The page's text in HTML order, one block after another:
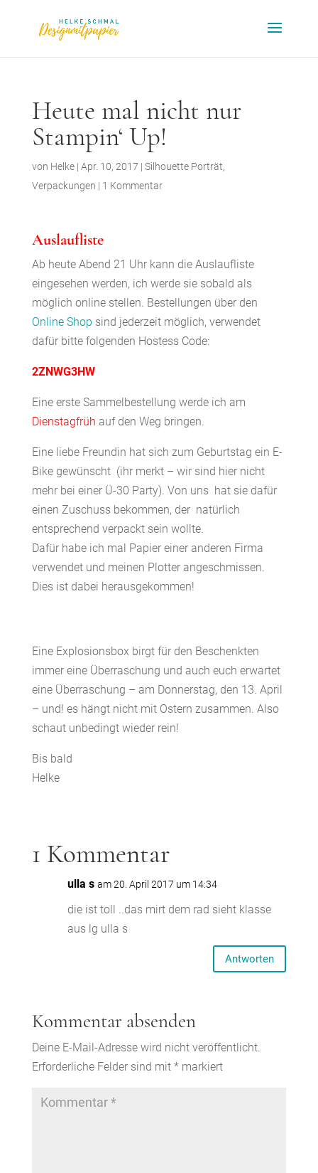
Heute mal nicht nur
Stampin‘ Up!
von Helke| Apr. 10, 2017 | Silhouette Porträt,
Verpackungen | 1 Kommentar
Auslaufliste
Ab heute Abend 21 Uhr kann die Auslaufliste
eingesehen werden, ich werde sie sobald als
möglich online stellen. Bestellungen über den
Online Shop sind jederzeit möglich, verwendet
dafür bitte folgenden Hostess Code:
2ZNWG3HW
Eine erste Sammelbestellung werde ich am
Dienstagfrüh auf den Weg bringen.
Eine liebe Freundin hat sich zum Geburtstag ein E-
Bike gewünscht (ihr merkt – wir sind hier nicht
mehr bei einer Ü-30 Party). Von uns hat sie dafür
einen Zuschuss bekommen, der natürlich
entsprechend verpackt sein wollte.
Dafür habe ich mal Papier einer anderen Firma
verwendet und meinen Plotter angeschmissen.
Dies ist dabei herausgekommen!
Eine Explosionsbox birgt für den Beschenkten
immer eine Überraschung und auch euch erwartet
eine Überraschung – am Donnerstag, den 13. April
– und! es hängt nicht mit Ostern zusammen. Also
schaut unbedingt wieder rein!
Bis bald
Helke
1 Kommentar
ulla s am 20. April 2017 um 14:34
die ist toll ..das mirt dem rad sieht klasse
aus lg ulla s
Antworten
Kommentar absenden
Deine E-Mail-Adresse wird nicht veröffentlicht.
Erforderliche Felder sind mit *markiert